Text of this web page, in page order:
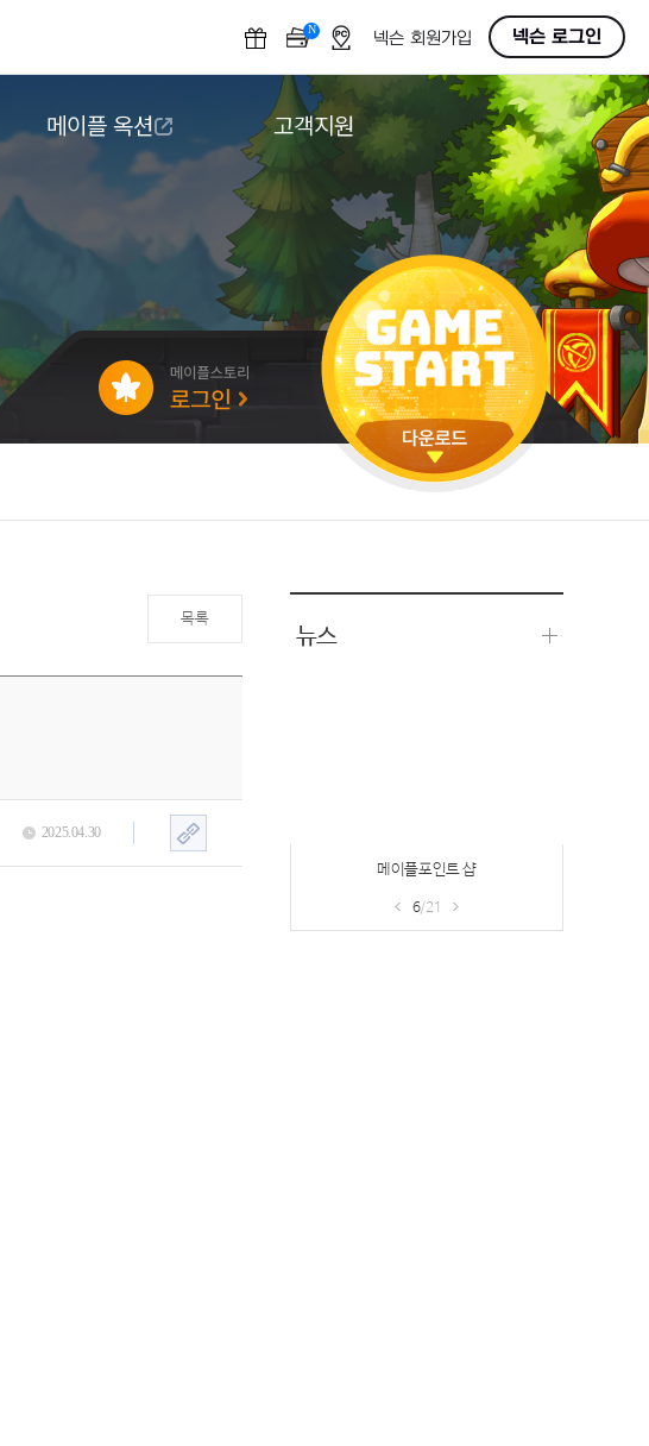
N OFF넥슨 회원가입 넥슨 로그인
메이플 옥션 고객지원
도움말/1:1문의
버그악용/불법프로그램 신고
게임 접근성
목록
2025.04.30
뉴스
메이플포인트 샵
6/21